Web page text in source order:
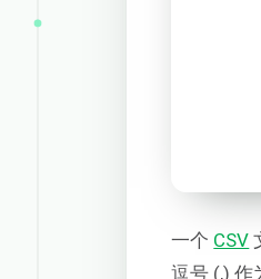
一个 CSV
逗号 (,) 作